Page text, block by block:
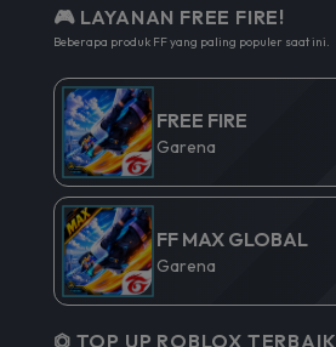
🎮 LAYANAN FREE FIRE!
Beberapa produk FF yang paling populer saat ini.
FREE FIRE
Garena
FF MAX GLOBAL
Garena
⏣ TOP UP ROBLOX TERBAIK